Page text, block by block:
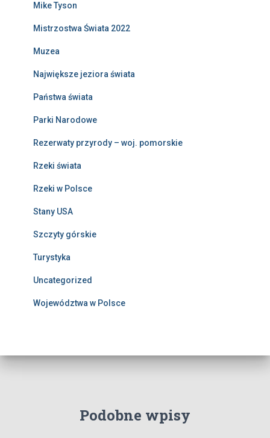
Mike Tyson
Mistrzostwa Świata 2022
Muzea
Największe jeziora świata
Państwa świata
Parki Narodowe
Rezerwaty przyrody – woj. pomorskie
Rzeki świata
Rzeki w Polsce
Stany USA
Szczyty górskie
Turystyka
Uncategorized
Województwa w Polsce
Podobne wpisy